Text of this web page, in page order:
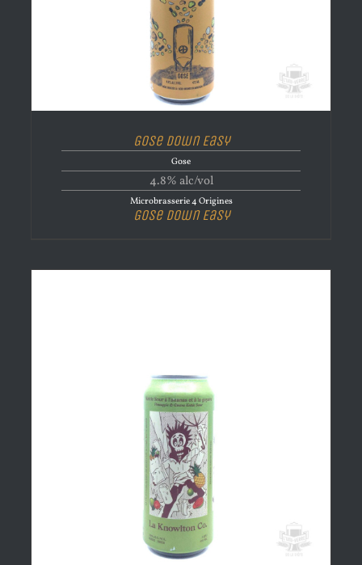
Gose Down Easy
Gose
4.8% alc/vol
Microbrasserie 4 Origines
Gose Down Easy